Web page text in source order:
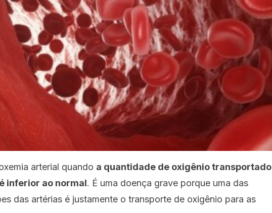
arterial quando a quantidade de oxigênio transportado
inferior ao normal. É uma doença grave porque uma das
das artérias é justamente o transporte de oxigênio para as